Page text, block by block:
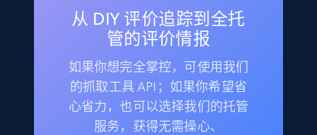
从 DIY 评价追踪到全托
管的评价情报
如果你想完全掌控，可使用我们
的抓取工具 API；如果你希望省
心省力，也可以选择我们的托管
服务，获得无需操心、